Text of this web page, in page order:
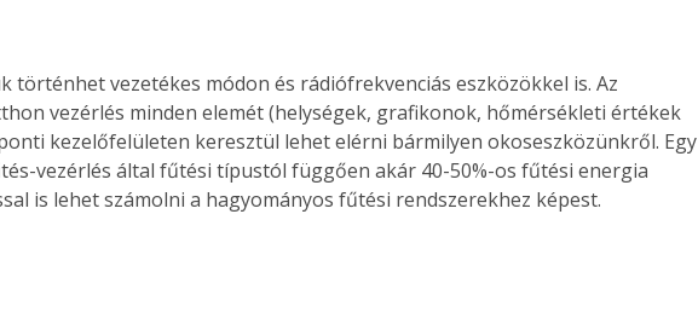
történhet vezetékes módon és rádiófrekvenciás eszközökkel is. Az
vezérlés minden elemét (helységek, grafikonok, hőmérsékleti értékek
kezelőfelületen keresztül lehet elérni bármilyen okoseszközünkről. Egy
vezérlés által fűtési típustól függően akár 40-50%-os fűtési energia
is lehet számolni a hagyományos fűtési rendszerekhez képest.